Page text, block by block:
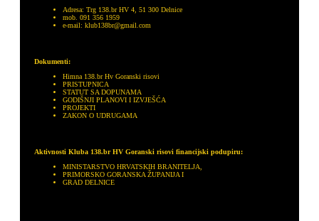
Adresa: Trg 138.br HV 4, 51 300 Delnice
mob. 091 356 1959
e-mail: klub138br@gmail.com
Dokumenti:
Himna 138.br Hv Goranski risovi
PRISTUPNICA
STATUT SA DOPUNAMA
GODIŠNJI PLANOVI I IZVJEŠĆA
PROJEKTI
ZAKON O UDRUGAMA
Aktivnosti Kluba 138.br HV Goranski risovi financijski podupiru:
MINISTARSTVO HRVATSKIH BRANITELJA,
PRIMORSKO GORANSKA ŽUPANIJA I
GRAD DELNICE